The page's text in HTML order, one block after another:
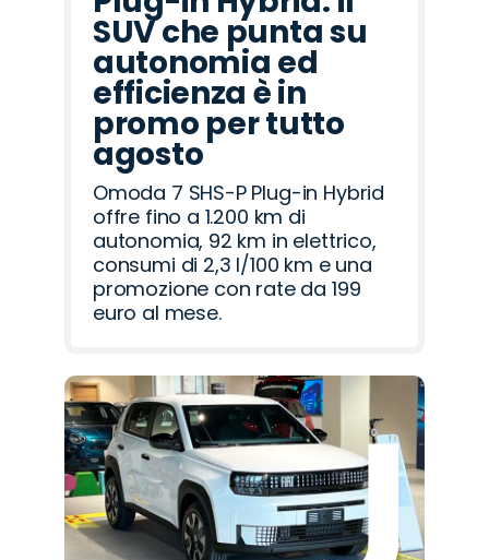
SUV che punta su
autonomia ed
efficienza è in
promo per tutto
agosto
Omoda 7 SHS-P Plug-in Hybrid
offre fino a 1.200 km di
autonomia, 92 km in elettrico,
consumi di 2,3 l/100 km e una
promozione con rate da 199
euro al mese.